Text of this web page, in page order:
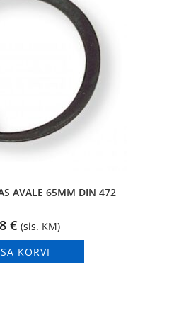
AVALE 65MM DIN 472
€ (sis. KM)
KORVI